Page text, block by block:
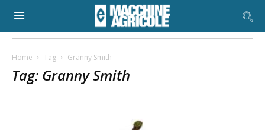
Home Tag Granny Smith
Tag: Granny Smith